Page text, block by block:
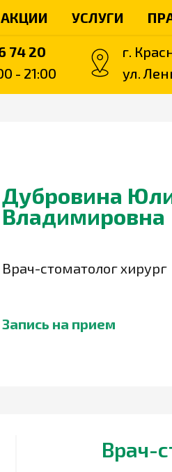
74 20
- 21:00
г.
ул.
АКЦИИ УСЛУГИ
Дубровина
Владимировна
Врач-стоматолог хирург
Запись на прием
Врач-